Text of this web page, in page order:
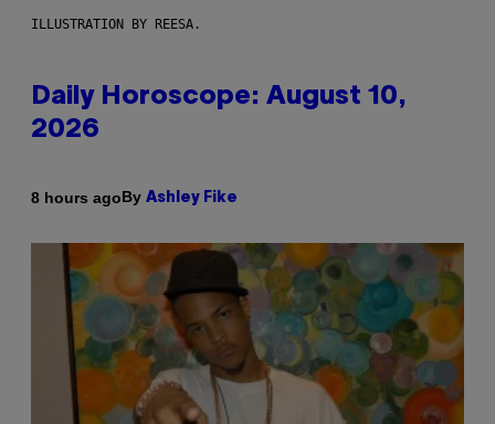
ILLUSTRATION BY REESA.
Daily Horoscope: August 10,
2026
8 hours agoBy Ashley Fike